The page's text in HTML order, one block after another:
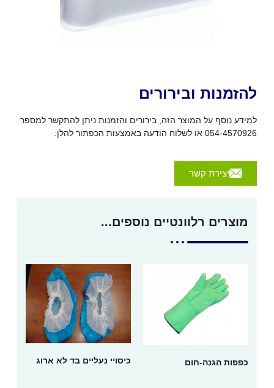
להזמנות ובירורים
למידע נוסף על המוצר הזה, בירורים והזמנות ניתן להתקשר למספר
054-4570926 או לשלוח הודעה באמצעות הכפתור להלן:
יצירת קשר
מוצרים רלוונטיים נוספים...
כפפות הגנה-חום כיסויי נעליים בד לא ארוג